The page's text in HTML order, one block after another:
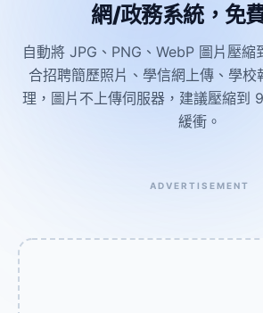
網/政務系統，免
自動將 JPG、PNG、WebP 圖片壓縮
合招聘簡歷照片、學信網上傳、學校
理，圖片不上傳伺服器，建議壓縮到
緩衝。
ADVERTISEMENT